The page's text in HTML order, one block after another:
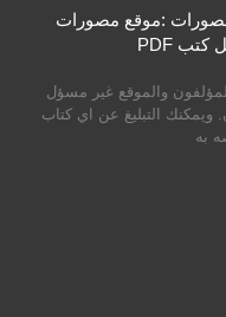
:موقع مصورات
والموقع غير مسؤل
التبليغ عن اي كتاب
به